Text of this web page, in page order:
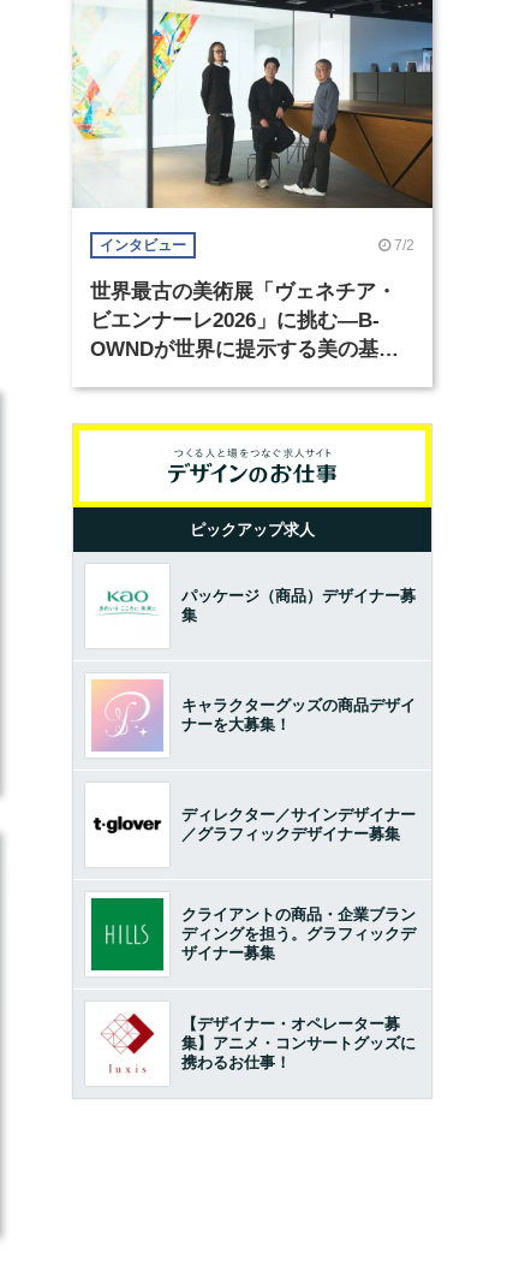
インタビュー 7/2
世界最古の美術展「ヴェネチア・
ビエンナーレ2026」に挑む―B-
OWNDが世界に提示する美の基準
ピックアップ求人
パッケージ（商品）デザイナー募
集
キャラクターグッズの商品デザイ
ナーを大募集！
ディレクター／サインデザイナー
／グラフィックデザイナー募集
クライアントの商品・企業ブラン
ディングを担う。グラフィックデ
ザイナー募集
【デザイナー・オペレーター募
集】アニメ・コンサートグッズに
携わるお仕事！